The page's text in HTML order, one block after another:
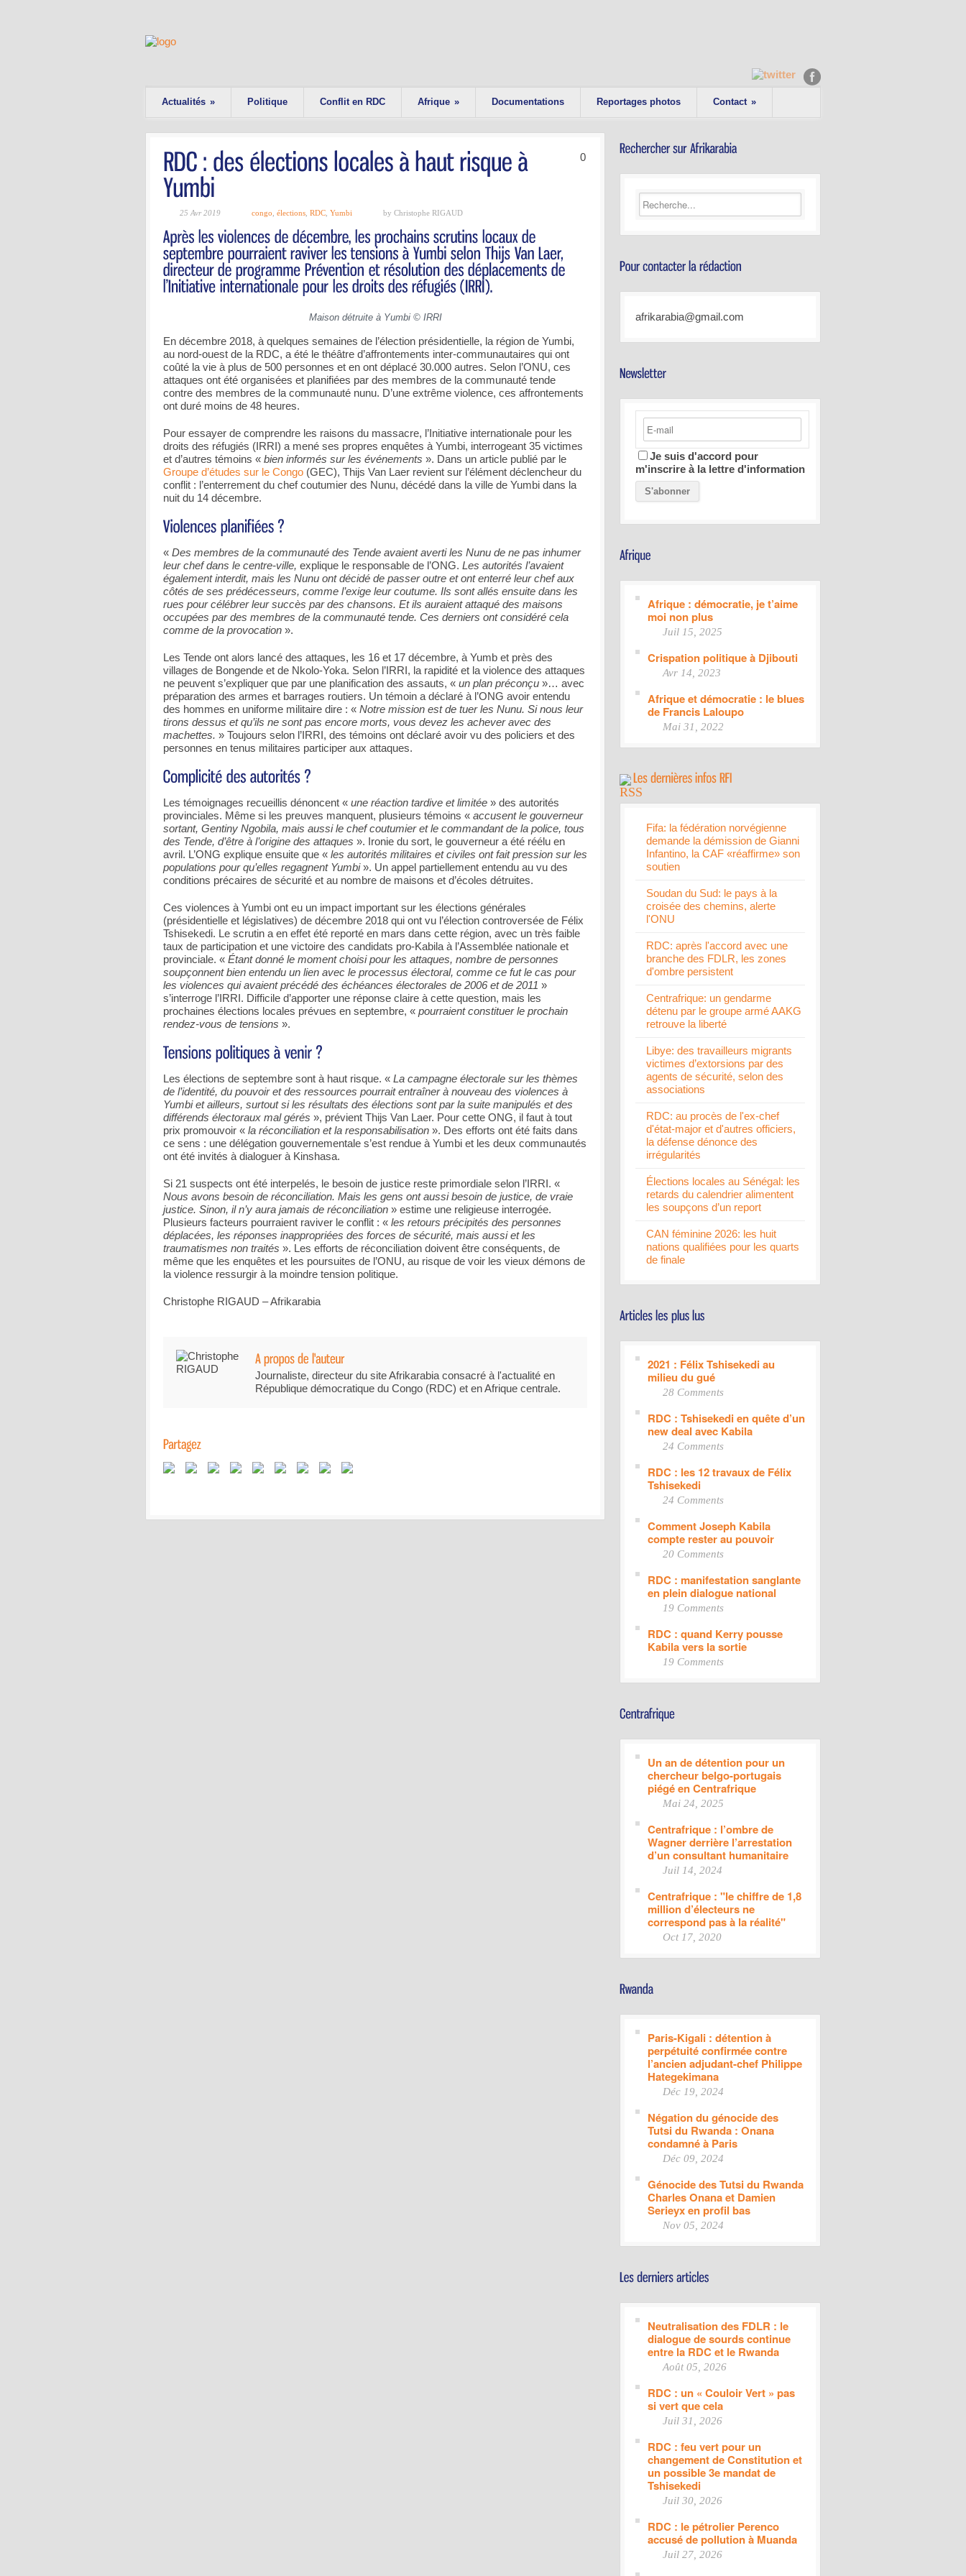
Actualités » Politique Conflit en RDC Afrique » Documentations Reportages photos Contact »
0
25 Avr 2019 congo élections RDC Yumbi by Christophe RIGAUD
Maison détruite à Yumbi © IRRI
En décembre 2018, à quelques semaines de l’élection présidentielle, la région de Yumbi,
au nord-ouest de la RDC, a été le théâtre d’affrontements inter-communautaires qui ont
coûté la vie à plus de 500 personnes et en ont déplacé 30.000 autres. Selon l’ONU, ces
attaques ont été organisées et planifiées par des membres de la communauté tende
contre des membres de la communauté nunu. D’une extrême violence, ces affrontements
ont duré moins de 48 heures.
Pour essayer de comprendre les raisons du massacre, l’Initiative internationale pour les
droits des réfugiés (IRRI) a mené ses propres enquêtes à Yumbi, interrogeant 35 victimes
et d’autres témoins « bien informés sur les événements ». Dans un article publié par le
Groupe d’études sur le Congo (GEC), Thijs Van Laer revient sur l’élément déclencheur du
conflit : l’enterrement du chef coutumier des Nunu, décédé dans la ville de Yumbi dans la
nuit du 14 décembre.
« Des membres de la communauté des Tende avaient averti les Nunu de ne pas inhumer
leur chef dans le centre-ville, explique le responsable de l’ONG. Les autorités l’avaient
également interdit, mais les Nunu ont décidé de passer outre et ont enterré leur chef aux
côtés de ses prédécesseurs, comme l’exige leur coutume. Ils sont allés ensuite dans les
rues pour célébrer leur succès par des chansons. Et ils auraient attaqué des maisons
occupées par des membres de la communauté tende. Ces derniers ont considéré cela
comme de la provocation ».
Les Tende ont alors lancé des attaques, les 16 et 17 décembre, à Yumb et près des
villages de Bongende et de Nkolo-Yoka. Selon l’IRRI, la rapidité et la violence des attaques
ne peuvent s’expliquer que par une planification des assauts, « un plan préconçu »… avec
préparation des armes et barrages routiers. Un témoin a déclaré à l’ONG avoir entendu
des hommes en uniforme militaire dire : « Notre mission est de tuer les Nunu. Si nous leur
tirons dessus et qu’ils ne sont pas encore morts, vous devez les achever avec des
machettes. » Toujours selon l’IRRI, des témoins ont déclaré avoir vu des policiers et des
personnes en tenus militaires participer aux attaques.
Les témoignages recueillis dénoncent « une réaction tardive et limitée » des autorités
provinciales. Même si les preuves manquent, plusieurs témoins « accusent le gouverneur
sortant, Gentiny Ngobila, mais aussi le chef coutumier et le commandant de la police, tous
des Tende, d’être à l’origine des attaques ». Ironie du sort, le gouverneur a été réélu en
avril. L’ONG explique ensuite que « les autorités militaires et civiles ont fait pression sur les
populations pour qu’elles regagnent Yumbi». Un appel partiellement entendu au vu des
conditions précaires de sécurité et au nombre de maisons et d’écoles détruites.
Ces violences à Yumbi ont eu un impact important sur les élections générales
(présidentielle et législatives) de décembre 2018 qui ont vu l’élection controversée de Félix
Tshisekedi. Le scrutin a en effet été reporté en mars dans cette région, avec un très faible
taux de participation et une victoire des candidats pro-Kabila à l’Assemblée nationale et
provinciale. « Étant donné le moment choisi pour les attaques, nombre de personnes
soupçonnent bien entendu un lien avec le processus électoral, comme ce fut le cas pour
les violences qui avaient précédé des échéances électorales de 2006 et de 2011 »
s’interroge l’IRRI. Difficile d’apporter une réponse claire à cette question, mais les
prochaines élections locales prévues en septembre, « pourraient constituer le prochain
rendez-vous de tensions ».
Les élections de septembre sont à haut risque. « La campagne électorale sur les thèmes
de l’identité, du pouvoir et des ressources pourrait entraîner à nouveau des violences à
Yumbi et ailleurs, surtout si les résultats des élections sont par la suite manipulés et des
différends électoraux mal gérés », prévient Thijs Van Laer. Pour cette ONG, il faut à tout
prix promouvoir « la réconciliation et la responsabilisation ». Des efforts ont été faits dans
ce sens : une délégation gouvernementale s’est rendue à Yumbi et les deux communautés
ont été invités à dialoguer à Kinshasa.
Si 21 suspects ont été interpelés, le besoin de justice reste primordiale selon l’IRRI. «
Nous avons besoin de réconciliation. Mais les gens ont aussi besoin de justice, de vraie
justice. Sinon, il n’y aura jamais de réconciliation » estime une religieuse interrogée.
Plusieurs facteurs pourraient raviver le conflit : « les retours précipités des personnes
déplacées, les réponses inappropriées des forces de sécurité, mais aussi et les
traumatismes non traités ». Les efforts de réconciliation doivent être conséquents, de
même que les enquêtes et les poursuites de l’ONU, au risque de voir les vieux démons de
la violence ressurgir à la moindre tension politique.
Christophe RIGAUD – Afrikarabia
Journaliste, directeur du site Afrikarabia consacré à l'actualité en
République démocratique du Congo (RDC) et en Afrique centrale.
afrikarabia@gmail.com
Je suis d'accord pour
m'inscrire à la lettre d'information
Afrique : démocratie, je t’aime
moi non plus
Juil 15, 2025
Crispation politique à Djibouti
Avr 14, 2023
Afrique et démocratie : le blues
de Francis Laloupo
Mai 31, 2022
Fifa: la fédération norvégienne
demande la démission de Gianni
Infantino, la CAF «réaffirme» son
soutien
Soudan du Sud: le pays à la
croisée des chemins, alerte
l'ONU
RDC: après l'accord avec une
branche des FDLR, les zones
d'ombre persistent
Centrafrique: un gendarme
détenu par le groupe armé AAKG
retrouve la liberté
Libye: des travailleurs migrants
victimes d’extorsions par des
agents de sécurité, selon des
associations
RDC: au procès de l'ex-chef
d'état-major et d'autres officiers,
la défense dénonce des
irrégularités
Élections locales au Sénégal: les
retards du calendrier alimentent
les soupçons d’un report
CAN féminine 2026: les huit
nations qualifiées pour les quarts
de finale
2021 : Félix Tshisekedi au
milieu du gué
28 Comments
RDC : Tshisekedi en quête d’un
new deal avec Kabila
24 Comments
RDC : les 12 travaux de Félix
Tshisekedi
24 Comments
Comment Joseph Kabila
compte rester au pouvoir
20 Comments
RDC : manifestation sanglante
en plein dialogue national
19 Comments
RDC : quand Kerry pousse
Kabila vers la sortie
19 Comments
Un an de détention pour un
chercheur belgo-portugais
piégé en Centrafrique
Mai 24, 2025
Centrafrique : l’ombre de
Wagner derrière l’arrestation
d’un consultant humanitaire
Juil 14, 2024
Centrafrique : "le chiffre de 1,8
million d’électeurs ne
correspond pas à la réalité"
Oct 17, 2020
Paris-Kigali : détention à
perpétuité confirmée contre
l’ancien adjudant-chef Philippe
Hategekimana
Déc 19, 2024
Négation du génocide des
Tutsi du Rwanda : Onana
condamné à Paris
Déc 09, 2024
Génocide des Tutsi du Rwanda
Charles Onana et Damien
Serieyx en profil bas
Nov 05, 2024
Neutralisation des FDLR : le
dialogue de sourds continue
entre la RDC et le Rwanda
Août 05, 2026
RDC : un « Couloir Vert » pas
si vert que cela
Juil 31, 2026
RDC : feu vert pour un
changement de Constitution et
un possible 3e mandat de
Tshisekedi
Juil 30, 2026
RDC : le pétrolier Perenco
accusé de pollution à Muanda
Juil 27, 2026